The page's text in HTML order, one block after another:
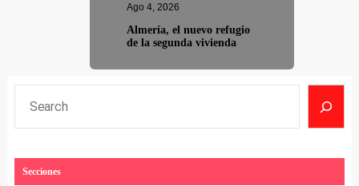
Ago 4, 2026
Almería, el nuevo refugio
de la segunda vivienda
Secciones